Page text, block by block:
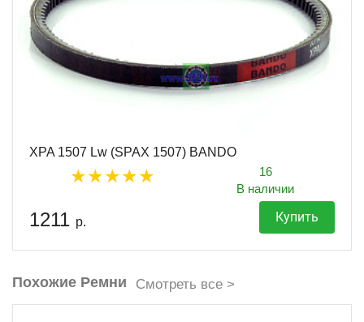
XPA 1507 Lw (SPAX 1507) BANDO
16
В наличии
1211 р. Купить
Похожие Ремни Смотреть все >